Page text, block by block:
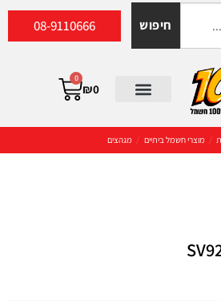
חיפוש 08-9110666
₪0
0
/ מוצרי חשמל ביתיים / מגהצים